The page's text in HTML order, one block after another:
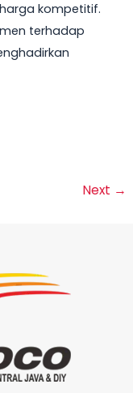
kompetitif.
terhadap
Next →